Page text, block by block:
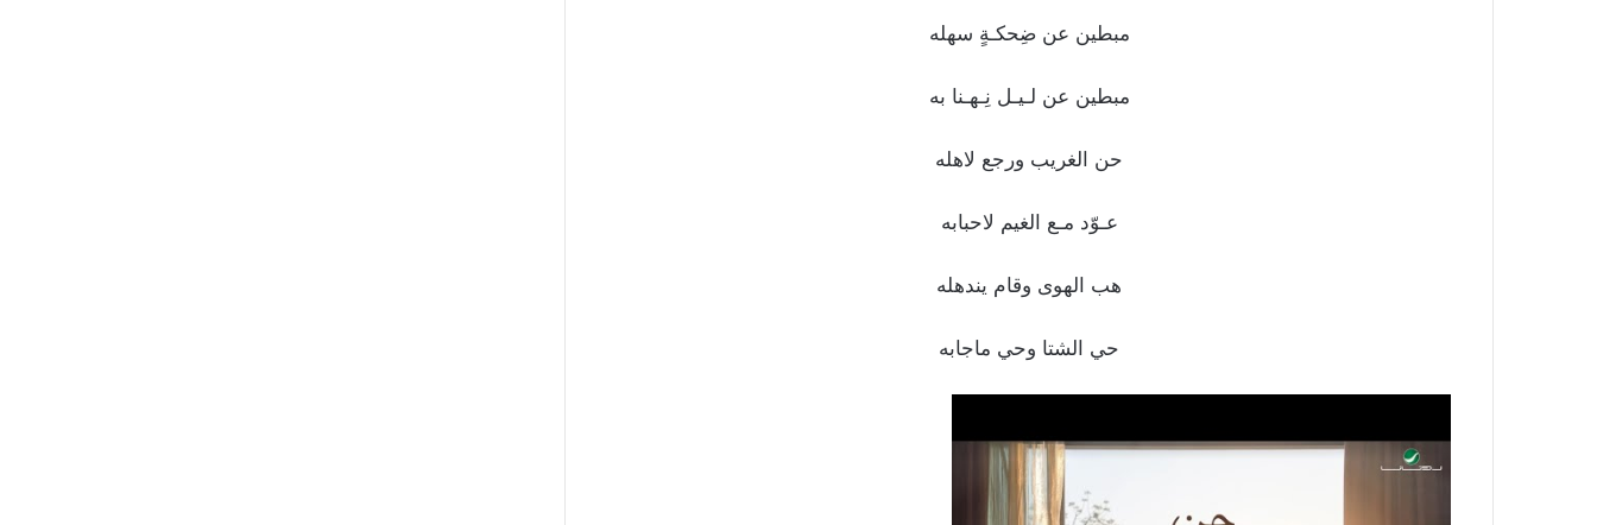
مبطين عن ضِحكـةٍ سهله
مبطين عن لـيـل نِـهـنا به
حن الغريب ورجع لاهله
عـوّد مـع الغيم لاحبابه
هب الهوى وقام يندهله
حي الشتا وحي ماجابه